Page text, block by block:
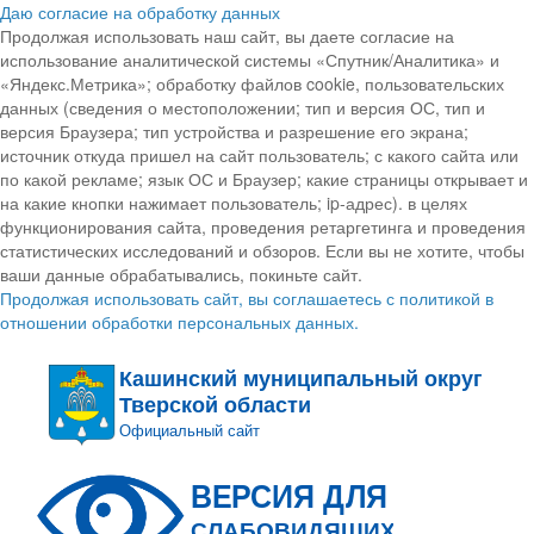
Даю согласие на обработку данных
Продолжая использовать наш сайт, вы даете согласие на
использование аналитической системы «Спутник/Аналитика» и
«Яндекс.Метрика»; обработку файлов cookie, пользовательских
данных (сведения о местоположении; тип и версия ОС, тип и
версия Браузера; тип устройства и разрешение его экрана;
источник откуда пришел на сайт пользователь; с какого сайта или
по какой рекламе; язык ОС и Браузер; какие страницы открывает и
на какие кнопки нажимает пользователь; ip-адрес). в целях
функционирования сайта, проведения ретаргетинга и проведения
статистических исследований и обзоров. Если вы не хотите, чтобы
ваши данные обрабатывались, покиньте сайт.
Продолжая использовать сайт, вы соглашаетесь с политикой в
отношении обработки персональных данных.